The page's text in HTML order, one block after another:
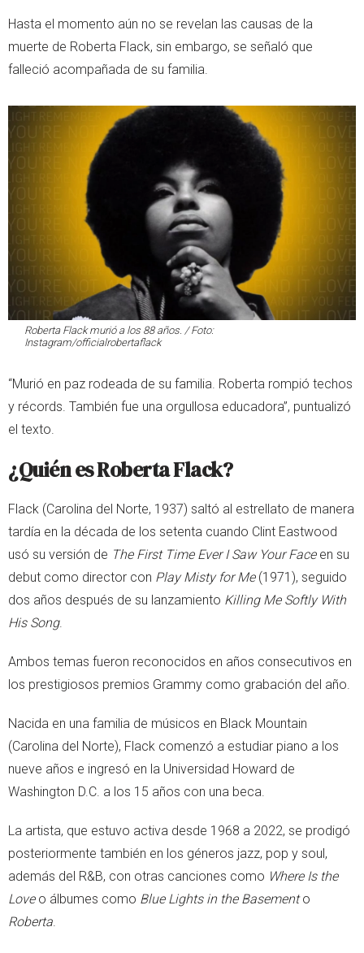
Hasta el momento aún no se revelan las causas de la
muerte de Roberta Flack, sin embargo, se señaló que
falleció acompañada de su familia.
Roberta Flack murió a los 88 años. / Foto:
Instagram/officialrobertaflack
“Murió en paz rodeada de su familia. Roberta rompió techos
y récords. También fue una orgullosa educadora”, puntualizó
el texto.
¿Quién es Roberta Flack?
Flack (Carolina del Norte, 1937) saltó al estrellato de manera
tardía en la década de los setenta cuando Clint Eastwood
usó su versión de The First Time Ever I Saw Your Faceen su
debut como director con Play Misty for Me(1971), seguido
dos años después de su lanzamiento Killing Me Softly With
His Song.
Ambos temas fueron reconocidos en años consecutivos en
los prestigiosos premios Grammy como grabación del año.
Nacida en una familia de músicos en Black Mountain
(Carolina del Norte), Flack comenzó a estudiar piano a los
nueve años e ingresó en la Universidad Howard de
Washington D.C. a los 15 años con una beca.
La artista, que estuvo activa desde 1968 a 2022, se prodigó
posteriormente también en los géneros jazz, pop y soul,
además del R&B, con otras canciones como Where Is the
Loveo álbumes como Blue Lights in the Basemento
Roberta.